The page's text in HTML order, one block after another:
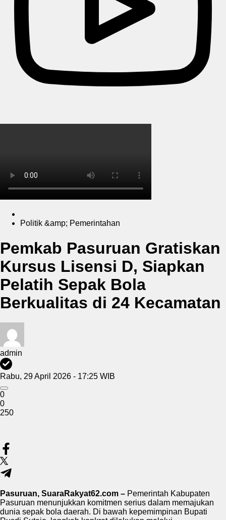
Politik &amp; Pemerintahan
Pemkab Pasuruan Gratiskan
Kursus Lisensi D, Siapkan
Pelatih Sepak Bola
Berkualitas di 24 Kecamatan
admin
Rabu, 29 April 2026 - 17:25 WIB
0
0
250
Pasuruan, SuaraRakyat62.com – Pemerintah Kabupaten
Pasuruan menunjukkan komitmen serius dalam memajukan
dunia sepak bola daerah. Di bawah kepemimpinan Bupati